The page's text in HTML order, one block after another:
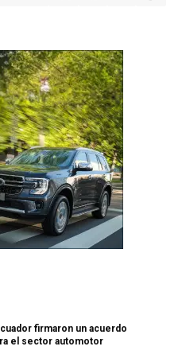
firmaron un acuerdo
el sector automotor